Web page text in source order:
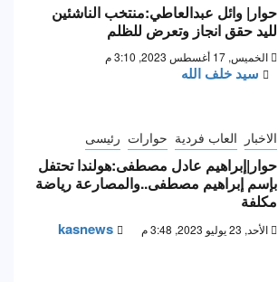
حوار| وائل عبدالعاطي:منتخب الناشئين
لليد حقق انجاز وتعرض للظلم
الخميس, 17 أغسطس 2023, 3:10 م
سيد خلف الله
الاخبار العاب فردية حوارات رئيسى
حوار|إبراهيم عادل مصطفى:هولندا تحتفل
بإسم إبراهيم مصطفى..والمصارعة رياضة
مكلفة
الأحد, 23 يوليو 2023, 3:48 م kasnews